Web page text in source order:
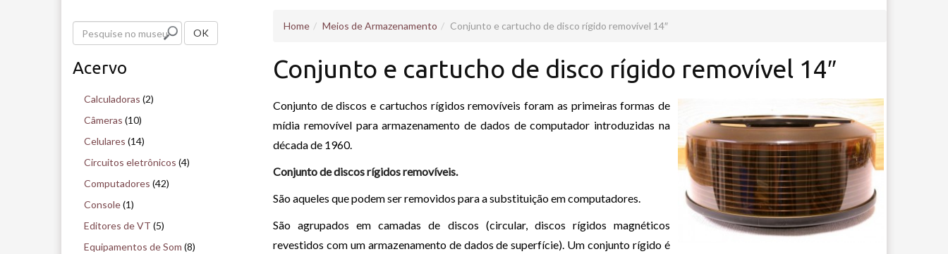
Home Meios de Armazenamento Conjunto e cartucho de disco rígido removível 14″
Conjunto e cartucho de disco rígido removível 14″
Conjunto de discos e cartuchos rígidos removíveis foram as primeiras formas de
mídia removível para armazenamento de dados de computador introduzidas na
década de 1960.
Conjunto de discos rígidos removíveis.
São aqueles que podem ser removidos para a substituição em computadores.
São agrupados em camadas de discos (circular, discos rígidos magnéticos
revestidos com um armazenamento de dados de superfície). Um conjunto rígido é
s
OK
Acervo
Calculadoras (2)
Câmeras (10)
Celulares (14)
Circuitos eletrônicos (4)
Computadores (42)
Console(1)
Editores de VT (5)
Equipamentos de Som (8)